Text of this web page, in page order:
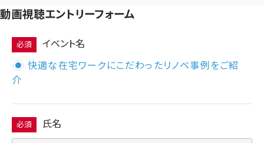
動画視聴エントリーフォーム
必須
イベント名
快適な在宅ワークにこだわったリノベ事例をご紹
介
必須 氏名